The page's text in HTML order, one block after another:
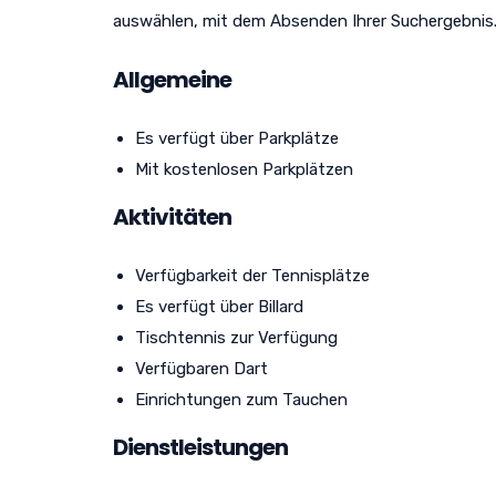
auswählen, mit dem Absenden Ihrer Suchergebnis.
Allgemeine
Es verfügt über Parkplätze
Mit kostenlosen Parkplätzen
Aktivitäten
Verfügbarkeit der Tennisplätze
Es verfügt über Billard
Tischtennis zur Verfügung
Verfügbaren Dart
Einrichtungen zum Tauchen
Dienstleistungen